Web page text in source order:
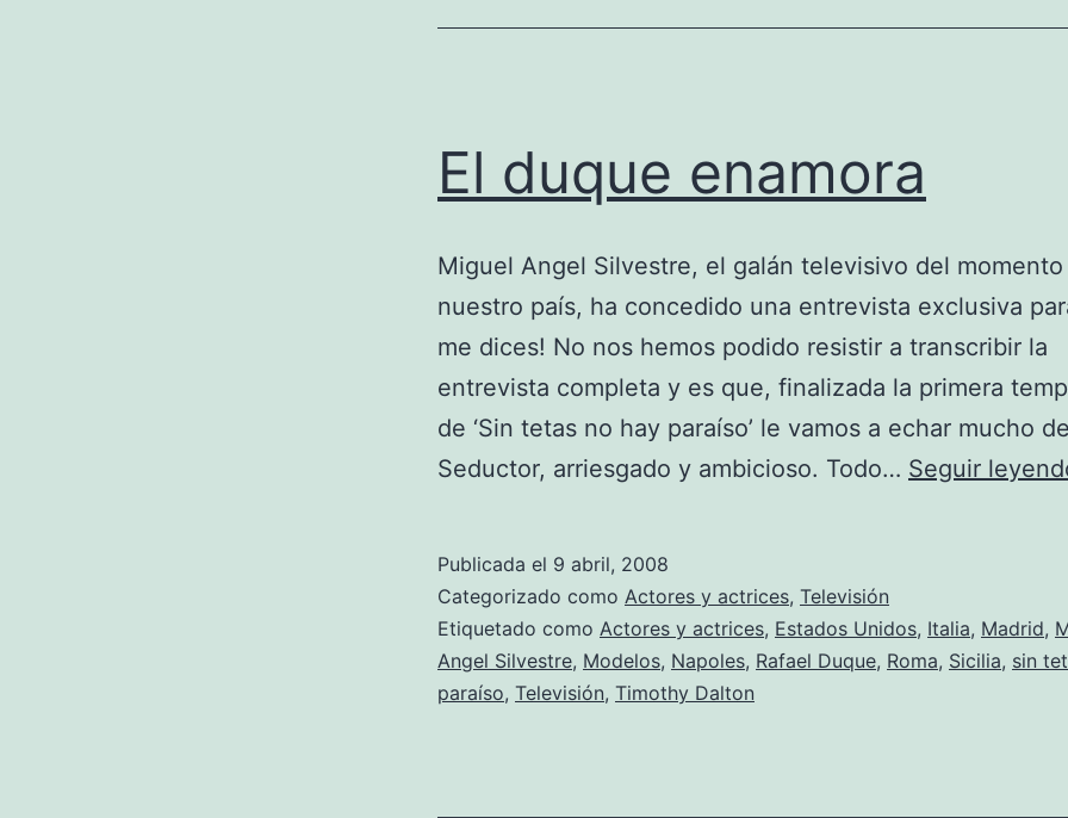
El duque enamora
Miguel Angel Silvestre, el galán televisivo del momento
nuestro país, ha concedido una entrevista exclusiva
me dices! No nos hemos podido resistir a transcribir la
entrevista completa y es que, finalizada la primera
de ‘Sin tetas no hay paraíso’ le vamos a echar mucho
Seductor, arriesgado y ambicioso. Todo… Seguir
Publicada el 9 abril, 2008
Categorizado como Actores y actrices, Televisión
Etiquetado como Actores y actrices, Estados Unidos, Italia, Madrid,
Angel Silvestre, Modelos, Napoles, Rafael Duque, Roma, Sicilia, sin
paraíso, Televisión, Timothy Dalton